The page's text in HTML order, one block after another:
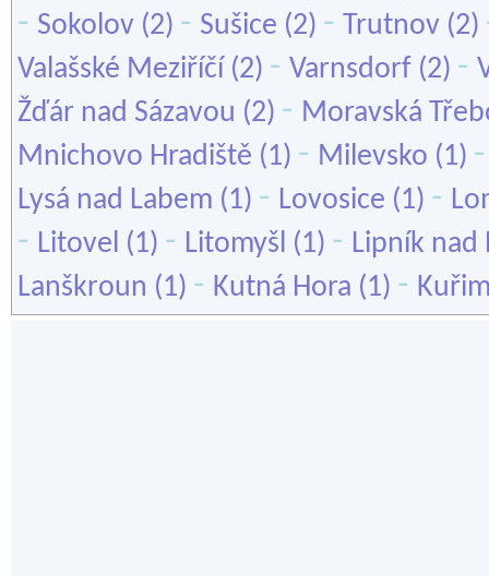
- Sokolov (2) - Sušice (2) - Trutnov (2)
Valašské Meziříčí (2) - Varnsdorf (2) -
Žďár nad Sázavou (2) - Moravská
Mnichovo Hradiště (1) - Milevsko (1)
Lysá nad Labem (1) - Lovosice (1) -
- Litovel (1) - Litomyšl (1) - Lipník nad
Lanškroun (1) - Kutná Hora (1) -